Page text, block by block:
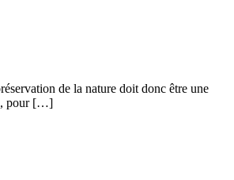
de la nature doit donc être une
pour […]